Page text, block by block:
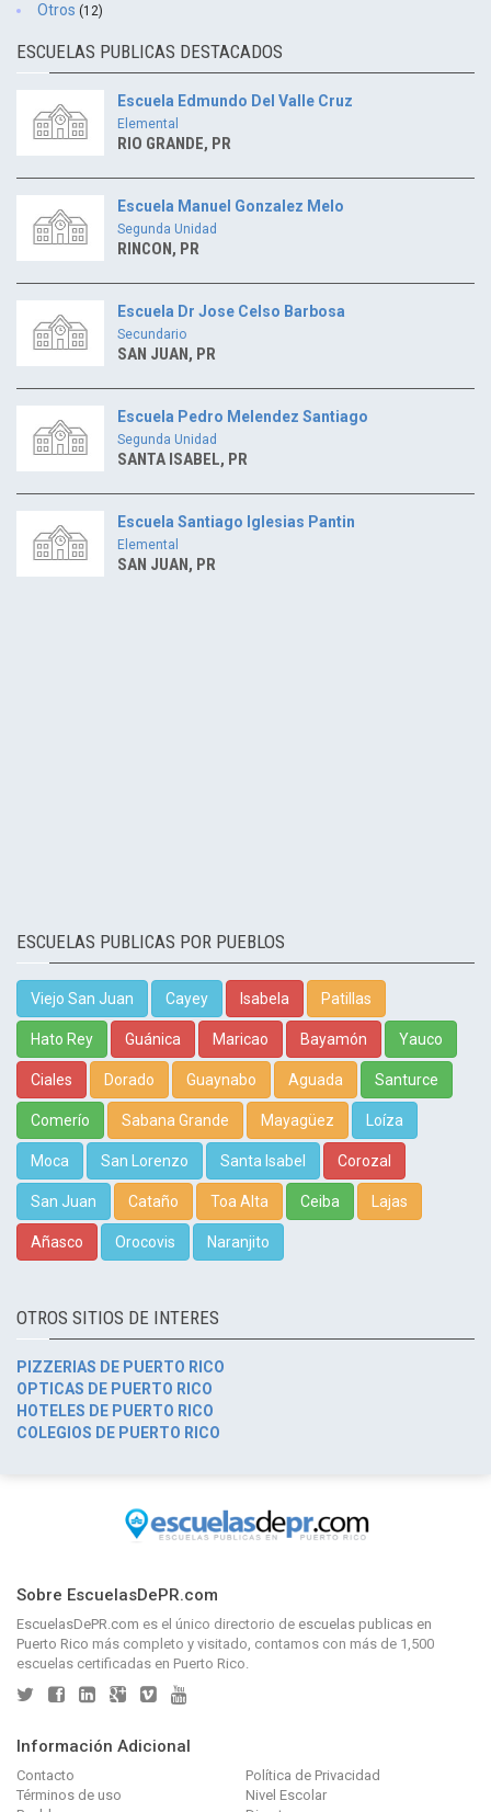
Otros (12)
ESCUELAS PUBLICAS DESTACADOS
Escuela Edmundo Del Valle Cruz
Elemental
RIO GRANDE, PR
Escuela Manuel Gonzalez Melo
Segunda Unidad
RINCON, PR
Escuela Dr Jose Celso Barbosa
Secundario
SAN JUAN, PR
Escuela Pedro Melendez Santiago
Segunda Unidad
SANTA ISABEL, PR
Escuela Santiago Iglesias Pantin
Elemental
SAN JUAN, PR
ESCUELAS PUBLICAS POR PUEBLOS
Viejo San Juan Cayey Isabela Patillas
Hato Rey Guánica Maricao Bayamón Yauco
Ciales Dorado Guaynabo Aguada Santurce
Comerío Sabana Grande Mayagüez Loíza
Moca San Lorenzo Santa Isabel Corozal
San Juan Cataño Toa Alta Ceiba Lajas
Añasco Orocovis Naranjito
OTROS SITIOS DE INTERES
PIZZERIAS DE PUERTO RICO
OPTICAS DE PUERTO RICO
HOTELES DE PUERTO RICO
COLEGIOS DE PUERTO RICO
Sobre EscuelasDePR.com
EscuelasDePR.com es el único directorio de escuelas publicas en
Puerto Rico más completo y visitado, contamos con más de 1,500
escuelas certificadas en Puerto Rico.
Información Adicional
Contacto
Política de Privacidad
Términos de uso
Nivel Escolar